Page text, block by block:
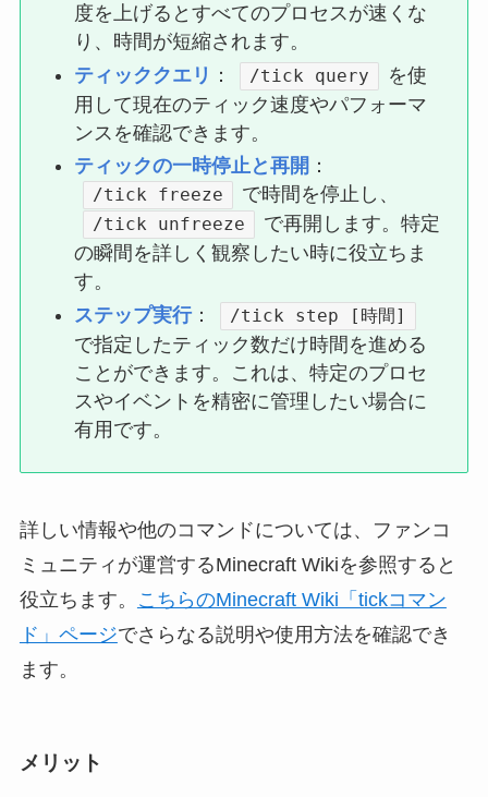
度を上げるとすべてのプロセスが速くな
り、時間が短縮されます。
ティッククエリ ： /tick query
を使
用して現在のティック速度やパフォーマ
ンスを確認できます。
ティックの一時停止と再開 ：
/tick freeze で時間を停止し、
/tick unfreeze
で再開します。特定
の瞬間を詳しく観察したい時に役立ちま
す。
ステップ実行： /tick step [時間]
で指定したティック数だけ時間を進める
ことができます。これは、特定のプロセ
スやイベントを精密に管理したい場合に
有用です。
詳しい情報や他のコマンドについては、ファンコ
ミュニティが運営するMinecraft Wikiを参照すると
役立ちます。
こちらのMinecraft Wiki「tickコマン
ド」ページでさらなる説明や使用方法を確認でき
ます。
メリット